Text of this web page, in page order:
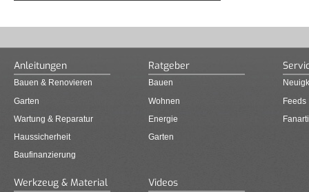
Anleitungen
Bauen & Renovieren
Garten
Wartung & Reparatur
Haussicherheit
Baufinanzierung
Ratgeber
Bauen
Wohnen
Energie
Garten
Feeds
Werkzeug & Material Videos